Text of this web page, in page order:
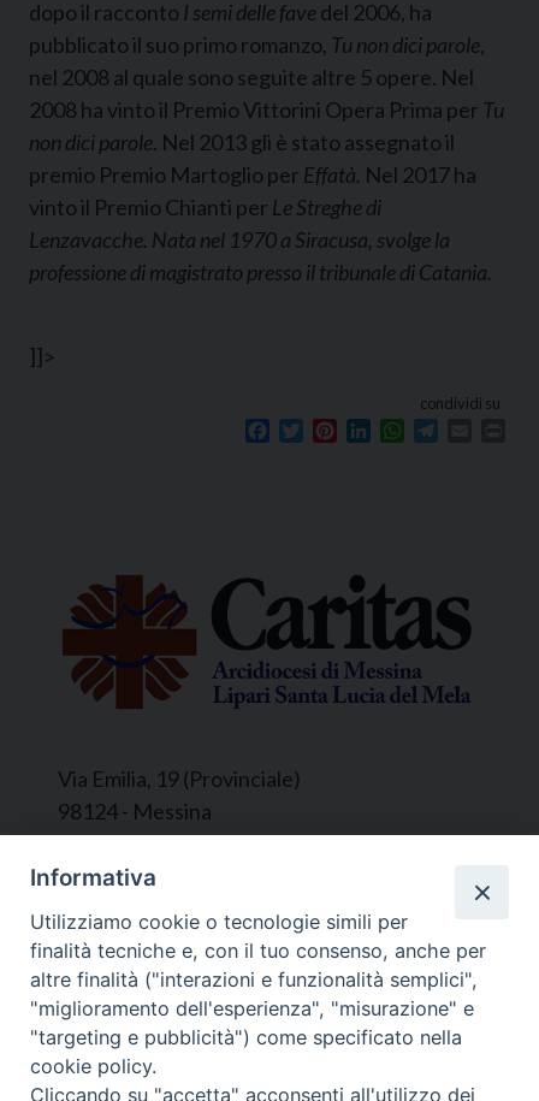
dopo il racconto I semi delle favedel 2006, ha
pubblicato il suo primo romanzo, Tu non dici parole,
nel 2008 al quale sono seguite altre 5 opere. Nel
2008 ha vinto il Premio Vittorini Opera Prima per Tu
non dici parole. Nel 2013 gli è stato assegnato il
premio Premio Martoglio per Effatà. Nel 2017 ha
vinto il Premio Chianti per Le Streghe di
Lenzavacche. Nata nel 1970 a Siracusa, svolge la
professione di magistrato presso il tribunale di Catania.
]]>
condividi su
Facebook
TwitterPinterestLinkedInWhatsApp
Via Emilia, 19 (Provinciale)
98124 - Messina
Segreteria e Amministrazione:
L’Ufficio è aperto tutti i giorni da lunedì a
venerdì, dalle ore 9.30 alle ore 12.30.
Tel. 090.9146045
mail:ufficiocaritas@diocesimessina.it.
Seguici su
Informativa
Utilizziamo cookie o tecnologie simili per
finalità tecniche e, con il tuo consenso, anche per
altre finalità ("interazioni e funzionalità semplici",
"miglioramento dell'esperienza", "misurazione" e
"targeting e pubblicità") come specificato nella
cookie policy.
Cliccando su "accetta" acconsenti all'utilizzo dei